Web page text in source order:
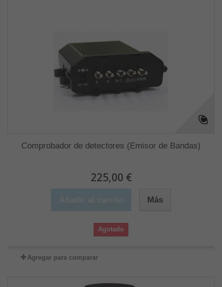
Comprobador de detectores (Emisor de Bandas)
225,00 €
Más
Agotado
Agregar para comparar